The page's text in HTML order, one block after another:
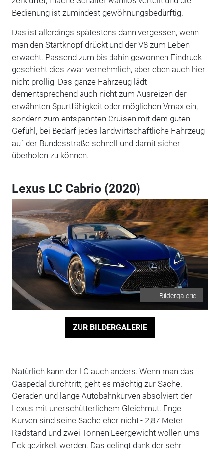
Bedienung ist zumindest gewöhnungsbedürftig.
Das ist allerdings spätestens dann vergessen, wenn
man den Startknopf drückt und der V8 zum Leben
erwacht. Passend zum bis dahin gewonnen Eindruck
geschieht dies zwar vernehmlich, aber eben auch hier
nicht prollig. Das ganze Fahrzeug lädt
dementsprechend auch nicht zum Ausreizen der
erwähnten Spurtfähigkeit oder möglichen Vmax ein,
sondern zum entspannten Cruisen mit dem guten
Gefühl, bei Bedarf jedes landwirtschaftliche Fahrzeug
auf der Bundesstraße schnell und damit sicher
überholen zu können.
Lexus LC Cabrio (2020)
Bildergalerie
ZUR BILDERGALERIE
Natürlich kann der LC auch anders. Wenn man das
Gaspedal durchtritt, geht es mächtig zur Sache.
Geraden und lange Autobahnkurven absolviert der
Lexus mit unerschütterlichem Gleichmut. Enge
Kurven sind seine Sache eher nicht - 2,87 Meter
Radstand und zwei Tonnen Leergewicht wollen ums
Eck gezirkelt werden. Das gelingt dank der sehr